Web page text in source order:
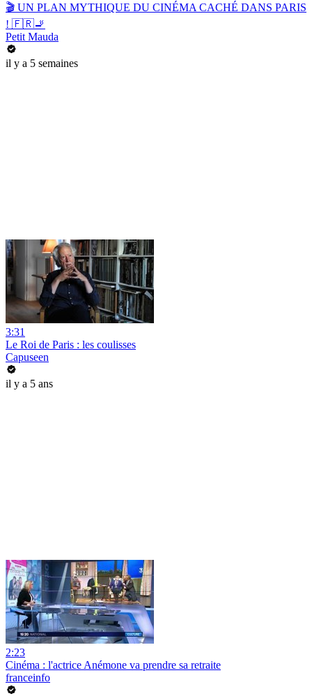
🎬 UN PLAN MYTHIQUE DU CINÉMA CACHÉ DANS PARIS
! 🇫🇷🚬
Petit Mauda
il y a 5 semaines
3:31
Le Roi de Paris : les coulisses
Capuseen
il y a 5 ans
2:23
Cinéma : l'actrice Anémone va prendre sa retraite
franceinfo